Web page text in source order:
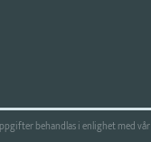
behandlas i enlighet med vår